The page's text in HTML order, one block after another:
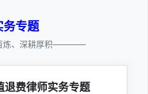
务专题
、深耕厚积————
退费律师实务专题